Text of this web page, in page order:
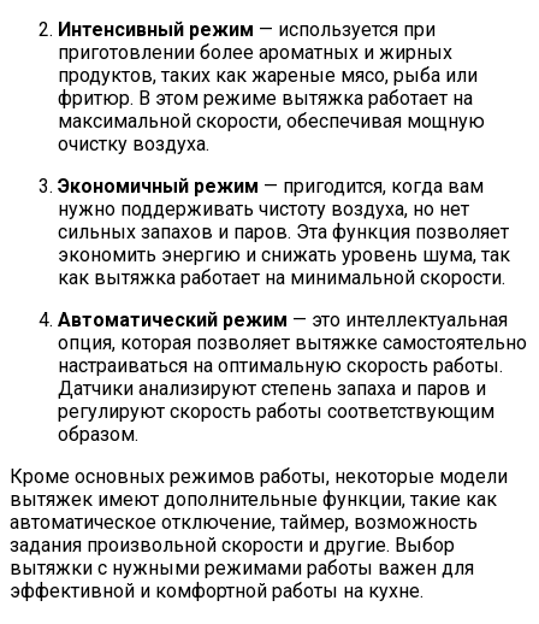
Интенсивный режим — используется при
приготовлении более ароматных и жирных
продуктов, таких как жареные мясо, рыба или
фритюр. В этом режиме вытяжка работает на
максимальной скорости, обеспечивая мощную
очистку воздуха.
Экономичный режим — пригодится, когда вам
нужно поддерживать чистоту воздуха, но нет
сильных запахов и паров. Эта функция позволяет
экономить энергию и снижать уровень шума, так
как вытяжка работает на минимальной скорости.
Автоматический режим — это интеллектуальная
опция, которая позволяет вытяжке самостоятельно
настраиваться на оптимальную скорость работы.
Датчики анализируют степень запаха и паров и
регулируют скорость работы соответствующим
образом.
Кроме основных режимов работы, некоторые модели
вытяжек имеют дополнительные функции, такие как
автоматическое отключение, таймер, возможность
задания произвольной скорости и другие. Выбор
вытяжки с нужными режимами работы важен для
эффективной и комфортной работы на кухне.